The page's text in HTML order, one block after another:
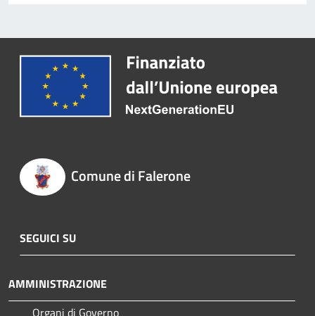
Comune di Falerone
SEGUICI SU
AMMINISTRAZIONE
Organi di Governo